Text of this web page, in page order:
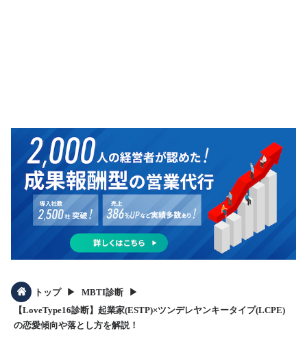
トップ ▶︎ MBTI診断 ▶︎
【LoveType16診断】起業家(ESTP)×ツンデレヤンキータイプ(LCPE)
の恋愛傾向や落とし方を解説！